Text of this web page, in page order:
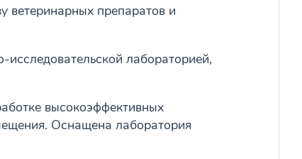
препаратов и
лабораторией,
высокоэффективных
Оснащена лаборатория